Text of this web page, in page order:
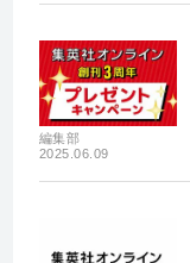
編集部
2025.06.09